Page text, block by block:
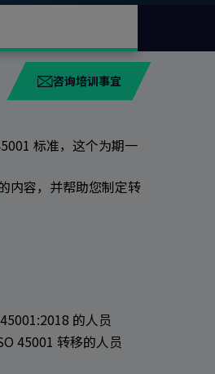
咨询培训事宜
标准，这个为期一
内容，并帮助您制定转
的人员
45001 转移的人员